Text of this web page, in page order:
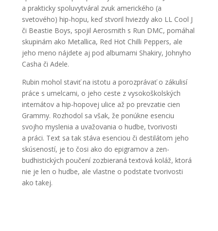
a prakticky spoluvytváral zvuk amerického (a
svetového) hip-hopu, keď stvoril hviezdy ako LL Cool J
či Beastie Boys, spojil Aerosmith s Run DMC, pomáhal
skupinám ako Metallica, Red Hot Chilli Peppers, ale
jeho meno nájdete aj pod albumami Shakiry, Johnyho
Casha či Adele.
Rubin mohol staviť na istotu a porozprávať o zákulisí
práce s umelcami, o jeho ceste z vysokoškolských
internátov a hip-hopovej ulice až po prevzatie cien
Grammy. Rozhodol sa však, že ponúkne esenciu
svojho myslenia a uvažovania o hudbe, tvorivosti
a práci. Text sa tak stáva esenciou či destilátom jeho
skúseností, je to čosi ako do epigramov a zen-
budhistických poučení zozbieraná textová koláž, ktorá
nie je len o hudbe, ale vlastne o podstate tvorivosti
ako takej.